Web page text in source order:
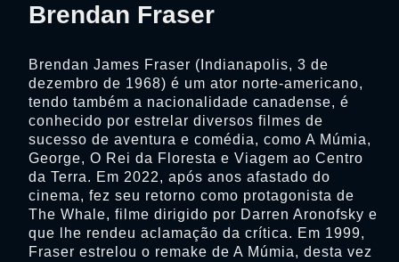
Brendan Fraser
Brendan James Fraser (Indianapolis, 3 de
dezembro de 1968) é um ator norte-americano,
tendo também a nacionalidade canadense, é
conhecido por estrelar diversos filmes de
sucesso de aventura e comédia, como A Múmia,
George, O Rei da Floresta e Viagem ao Centro
da Terra. Em 2022, após anos afastado do
cinema, fez seu retorno como protagonista de
The Whale, filme dirigido por Darren Aronofsky e
que lhe rendeu aclamação da crítica. Em 1999,
Fraser estrelou o remake de A Múmia, desta vez